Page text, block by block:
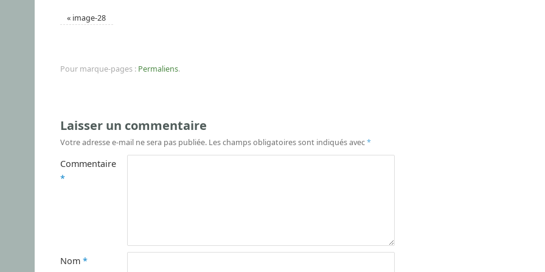
« image-28
Pour marque-pages : Permaliens.
Laisser un commentaire
Votre adresse e-mail ne sera pas publiée. Les champs obligatoires sont indiqués avec*
Commentaire
*
Nom *